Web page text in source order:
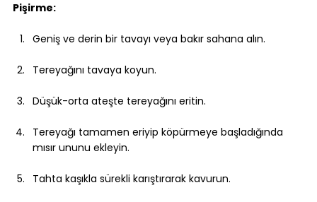
Pişirme:
Geniş ve derin bir tavayı veya bakır sahana alın.
Tereyağını tavaya koyun.
Düşük-orta ateşte tereyağını eritin.
Tereyağı tamamen eriyip köpürmeye başladığında
mısır ununu ekleyin.
Tahta kaşıkla sürekli karıştırarak kavurun.